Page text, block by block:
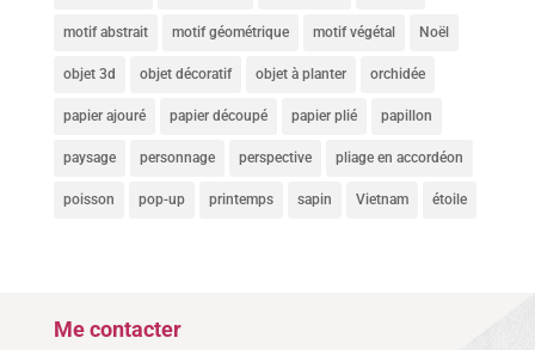
motif abstrait motif géométrique motif végétal Noël
objet 3d objet décoratif objet à planter orchidée
papier ajouré papier découpé papier plié papillon
paysage personnage perspective pliage en accordéon
poisson pop-up printemps sapin Vietnam étoile
Me contacter